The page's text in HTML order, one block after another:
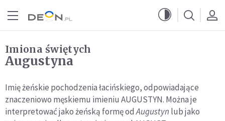
Imiona świętych
Augustyna
Imię żeńskie pochodzenia łacińskiego, odpowiadające
znaczeniowo męskiemu imieniu AUGUSTYN. Można je
interpretować jako żeńską formę odAugustyn lub jako